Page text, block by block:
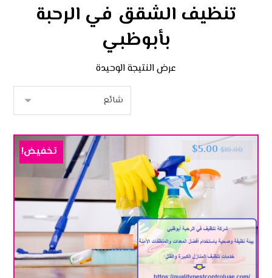
تنظيف الشقق في الرحبة
بأبوظبي
عرض النتيجة الوحيدة
$10.00
$5.00 تخفيض!